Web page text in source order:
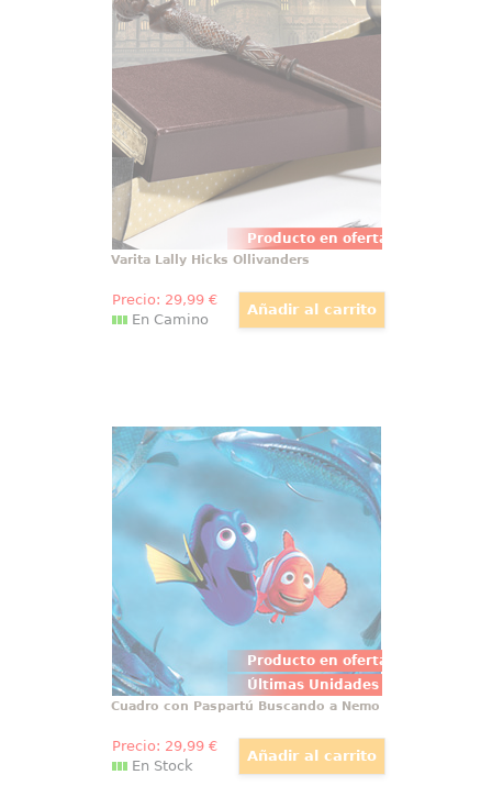
Producto en oferta
Preciosa, detallada y mágica
réplica oficial de la varita de Lally
Hicks, basada en la saga de
películas Animales Fantásticos.
Viene en una bonita caja de
regalo y con una cenefa para
Varita Lally Hicks Ollivanders
Precio: 29,99€
En Camino
Producto en oferta
Últimas Unidades
Cuadro con Paspartú Buscando a
Nemo
Precioso cuadro de Nemo y Dory
basado en la película Buscando a
Nemo de Walt Disney. Disfruta en
tu lugar preferido de tu casa o de
tu oficina con este cuadro con
paspartú.
Cuadro con Paspartú Buscando a Nemo
Precio: 29,99€
En Stock